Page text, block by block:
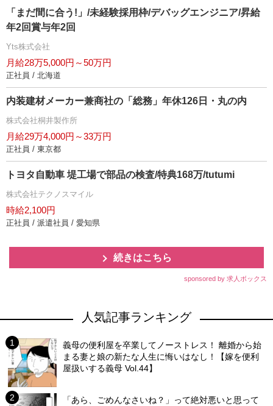
「まだ間に合う!」/未経験採用枠/デバッグエンジニア/昇給
年2回賞与年2回
Yts株式会社
月給28万5,000円～50万円
正社員 / 北海道
内装建材メーカー兼商社の「総務」年休126日・丸の内
株式会社桐井製作所
月給29万4,000円～33万円
正社員 / 東京都
トヨタ自動車 堤工場で部品の検査/特典168万/tutumi
株式会社テクノスマイル
時給2,100円
正社員 / 派遣社員 / 愛知県
続きはこちら
sponsored by 求人ボックス
人気記事ランキング
義母の便利屋を卒業してノーストレス！ 離婚から始
まる妻と娘の新たな人生に悔いはなし！【嫁を便利
屋扱いする義母 Vol.44】
「あら、ごめんなさいね？」って絶対悪いと思って